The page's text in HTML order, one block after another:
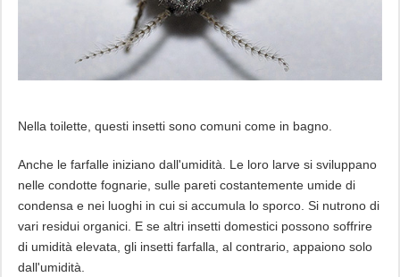
Nella toilette, questi insetti sono comuni come in bagno.
Anche le farfalle iniziano dall'umidità. Le loro larve si sviluppano
nelle condotte fognarie, sulle pareti costantemente umide di
condensa e nei luoghi in cui si accumula lo sporco. Si nutrono di
vari residui organici. E se altri insetti domestici possono soffrire
di umidità elevata, gli insetti farfalla, al contrario, appaiono solo
dall'umidità.